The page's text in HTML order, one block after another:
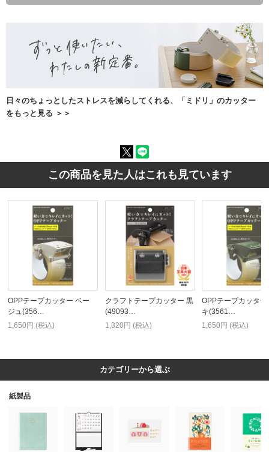
日々のちょっとしたストレスを減らしてくれる、「ミドリ」のカッター
をもっと見る ＞＞
この商品を見た人はこれも見ています
OPPテープカッター ベー
ジュ(356…
1,650円 (税込)
クラフトテープカッター 黒
(49093…
1,320円 (税込)
OPPテープカッター
キ(3561…
1,650円 (税込)
カテゴリーから選ぶ
紙製品